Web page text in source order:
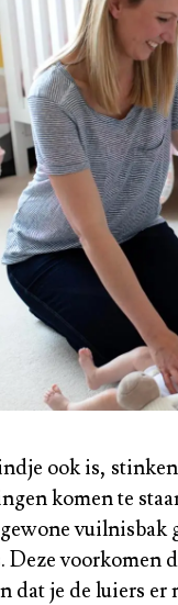
ook is,
komen te
vuilnisbak
Deze voorkomen
dat je de luiers